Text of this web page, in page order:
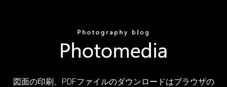
図面の印刷、PDFファイルのダウンロードはブラウザの